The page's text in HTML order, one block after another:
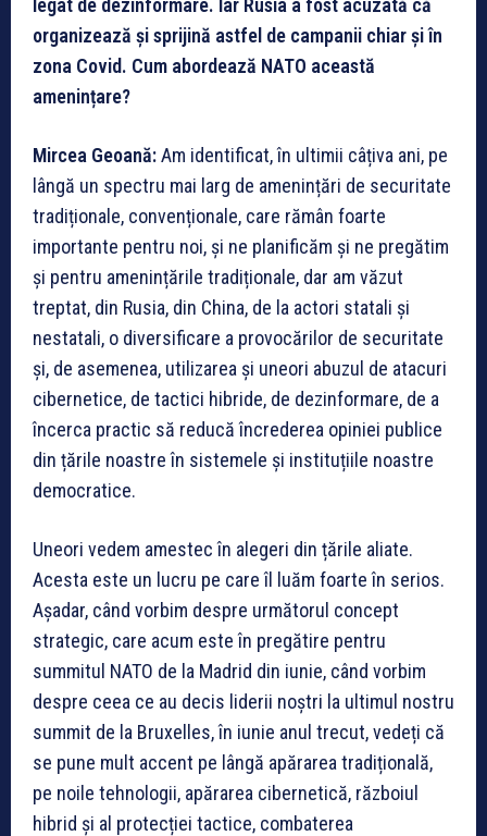
legat de dezinformare. Iar Rusia a fost acuzată că
organizează și sprijină astfel de campanii chiar și în
zona Covid. Cum abordează NATO această
amenințare?
Mircea Geoană:Am identificat, în ultimii câțiva ani, pe
lângă un spectru mai larg de amenințări de securitate
tradiționale, convenționale, care rămân foarte
importante pentru noi, și ne planificăm și ne pregătim
și pentru amenințările tradiționale, dar am văzut
treptat, din Rusia, din China, de la actori statali și
nestatali, o diversificare a provocărilor de securitate
și, de asemenea, utilizarea și uneori abuzul de atacuri
cibernetice, de tactici hibride, de dezinformare, de a
încerca practic să reducă încrederea opiniei publice
din țările noastre în sistemele și instituțiile noastre
democratice.
Uneori vedem amestec în alegeri din țările aliate.
Acesta este un lucru pe care îl luăm foarte în serios.
Așadar, când vorbim despre următorul concept
strategic, care acum este în pregătire pentru
summitul NATO de la Madrid din iunie, când vorbim
despre ceea ce au decis liderii noștri la ultimul nostru
summit de la Bruxelles, în iunie anul trecut, vedeți că
se pune mult accent pe lângă apărarea tradițională,
pe noile tehnologii, apărarea cibernetică, războiul
hibrid și al protecției tactice, combaterea